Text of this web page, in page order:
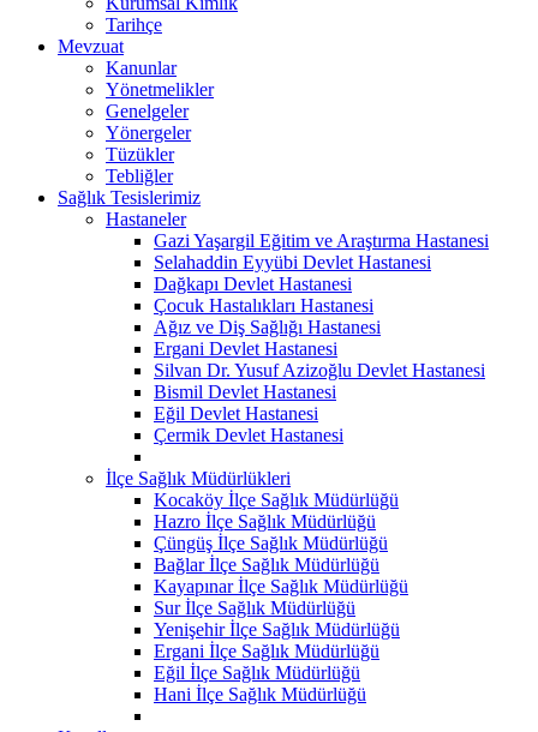
Tarihçe
Mevzuat
Kanunlar
Yönetmelikler
Genelgeler
Yönergeler
Tüzükler
Tebliğler
Sağlık Tesislerimiz
Hastaneler
Gazi Yaşargil Eğitim ve Araştırma Hastanesi
Selahaddin Eyyübi Devlet Hastanesi
Dağkapı Devlet Hastanesi
Çocuk Hastalıkları Hastanesi
Ağız ve Diş Sağlığı Hastanesi
Ergani Devlet Hastanesi
Silvan Dr. Yusuf Azizoğlu Devlet Hastanesi
Bismil Devlet Hastanesi
Eğil Devlet Hastanesi
Çermik Devlet Hastanesi
İlçe Sağlık Müdürlükleri
Kocaköy İlçe Sağlık Müdürlüğü
Hazro İlçe Sağlık Müdürlüğü
Çüngüş İlçe Sağlık Müdürlüğü
Bağlar İlçe Sağlık Müdürlüğü
Kayapınar İlçe Sağlık Müdürlüğü
Sur İlçe Sağlık Müdürlüğü
Yenişehir İlçe Sağlık Müdürlüğü
Ergani İlçe Sağlık Müdürlüğü
Eğil İlçe Sağlık Müdürlüğü
Hani İlçe Sağlık Müdürlüğü